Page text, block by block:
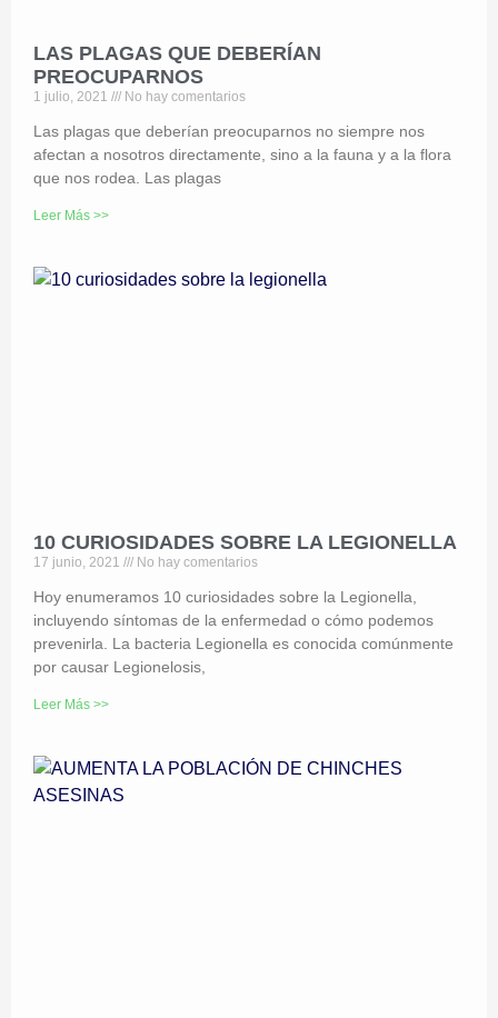
LAS PLAGAS QUE DEBERÍAN
PREOCUPARNOS
1 julio, 2021 No hay comentarios
Las plagas que deberían preocuparnos no siempre nos
afectan a nosotros directamente, sino a la fauna y a la flora
que nos rodea. Las plagas
Leer Más >>
10 CURIOSIDADES SOBRE LA LEGIONELLA
17 junio, 2021 No hay comentarios
Hoy enumeramos 10 curiosidades sobre la Legionella,
incluyendo síntomas de la enfermedad o cómo podemos
prevenirla. La bacteria Legionella es conocida comúnmente
por causar Legionelosis,
Leer Más >>